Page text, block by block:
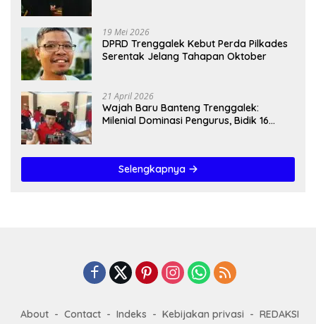
19 Mei 2026
DPRD Trenggalek Kebut Perda Pilkades
Serentak Jelang Tahapan Oktober
21 April 2026
Wajah Baru Banteng Trenggalek:
Milenial Dominasi Pengurus, Bidik 16
Selengkapnya
About Contact Indeks Kebijakan privasi REDAKSI